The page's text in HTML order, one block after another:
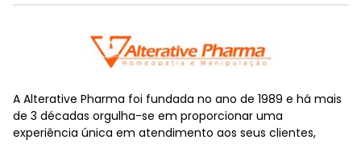
A Alterative Pharma foi fundada no ano de 1989 e há mais
de 3 décadas orgulha-se em proporcionar uma
experiência única em atendimento aos seus clientes,